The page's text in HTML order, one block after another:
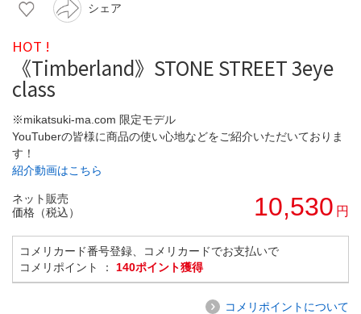
シェア
HOT !
《Timberland》STONE STREET 3eye
class
※mikatsuki-ma.com 限定モデル
YouTuberの皆様に商品の使い心地などをご紹介いただいておりま
す！
紹介動画はこちら
ネット販売
価格（税込）
10,530 円
コメリカード番号登録、コメリカードでお支払いで
コメリポイント ： 140ポイント獲得
コメリポイントについて